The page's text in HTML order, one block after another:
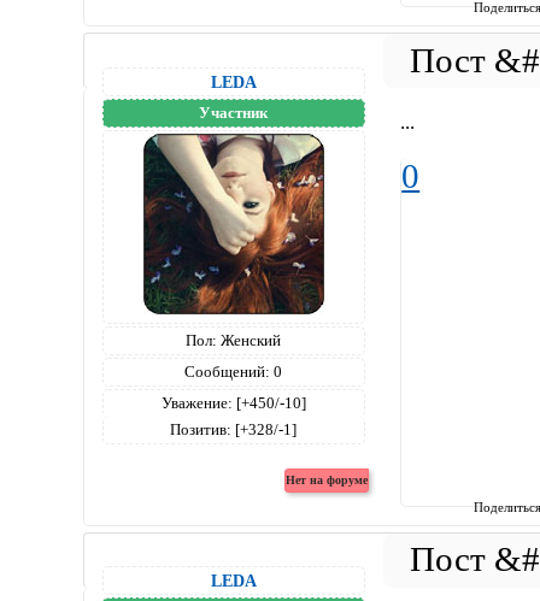
LEDA
Участник
Пол: Женский
Сообщений: 0
Уважение: [+450/-10]
Позитив: [+328/-1]
...
0
LEDA